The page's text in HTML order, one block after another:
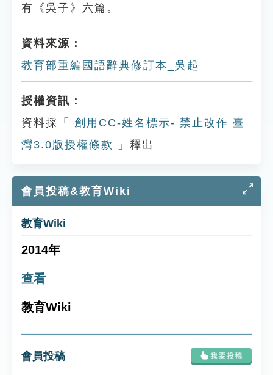
有《吳子》六篇。
資料來源：
教育部重編國語辭典修訂本_吳起
授權資訊：
資料採「
創用CC-姓名標示- 禁止改作 臺
灣3.0版授權條款
」釋出
會員投稿&教育Wiki
教育Wiki
2014年
查看
教育Wiki
會員投稿